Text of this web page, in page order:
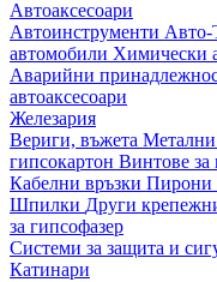
Автоаксесоари
Автоинструменти Авто-
автомобили Химически
Аварийни
автоаксесоари
Железария
Вериги, въжета
гипсокартон Винтове за
Кабелни връзки Пирони
Шпилки Други
за гипсофазер
Системи за защита и
Катинари